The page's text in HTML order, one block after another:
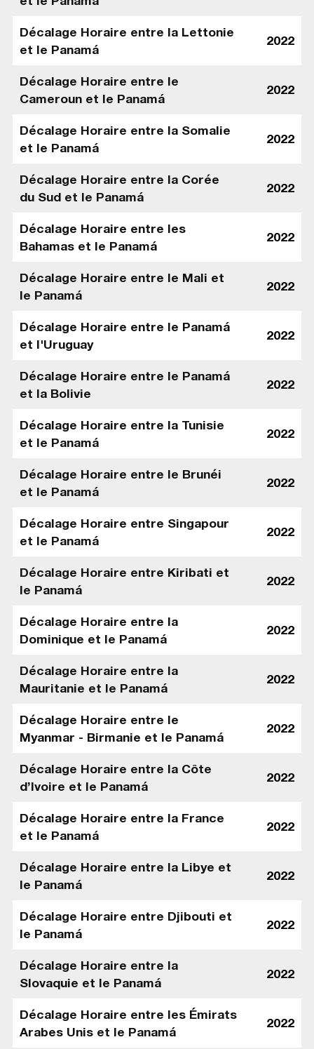
Décalage Horaire entre la Lettonie
et le Panamá
2022
Décalage Horaire entre le
Cameroun et le Panamá
2022
Décalage Horaire entre la Somalie
et le Panamá
2022
Décalage Horaire entre la Corée
du Sud et le Panamá
2022
Décalage Horaire entre les
Bahamas et le Panamá
2022
Décalage Horaire entre le Mali et
le Panamá
2022
Décalage Horaire entre le Panamá
et l'Uruguay
2022
Décalage Horaire entre le Panamá
et la Bolivie
2022
Décalage Horaire entre la Tunisie
et le Panamá
2022
Décalage Horaire entre le Brunéi
et le Panamá
2022
Décalage Horaire entre Singapour
et le Panamá
2022
Décalage Horaire entre Kiribati et
le Panamá
2022
Décalage Horaire entre la
Dominique et le Panamá
2022
Décalage Horaire entre la
Mauritanie et le Panamá
2022
Décalage Horaire entre le
Myanmar - Birmanie et le Panamá
2022
Décalage Horaire entre la Côte
d’Ivoire et le Panamá
2022
Décalage Horaire entre la France
et le Panamá
2022
Décalage Horaire entre la Libye et
le Panamá
2022
Décalage Horaire entre Djibouti et
le Panamá
2022
Décalage Horaire entre la
Slovaquie et le Panamá
2022
Décalage Horaire entre les Émirats
Arabes Unis et le Panamá
2022